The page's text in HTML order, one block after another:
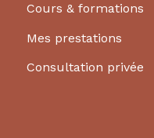
Cours & formations
Mes prestations
Consultation privée